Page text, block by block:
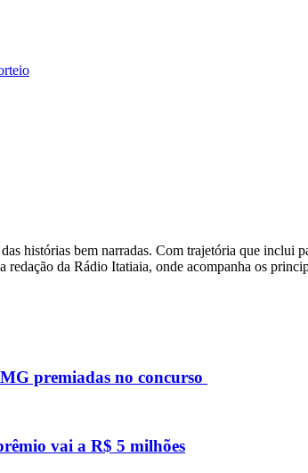
histórias bem narradas. Com trajetória que inclui
da Rádio Itatiaia, onde acompanha os
premiadas no concurso
vai a R$ 5 milhões